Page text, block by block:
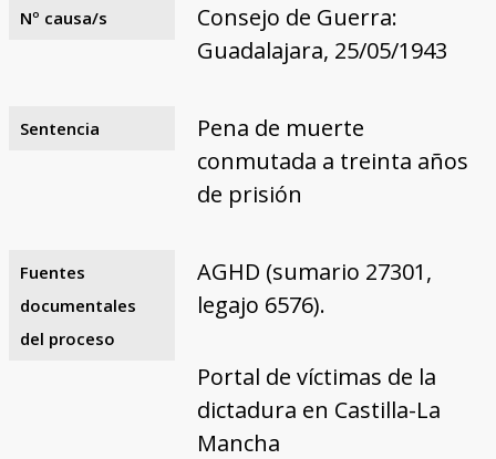
Nº causa/s
Consejo de Guerra:
Guadalajara, 25/05/1943
Sentencia
Pena de muerte
conmutada a treinta años
de prisión
Fuentes
documentales
del proceso
AGHD (sumario 27301,
legajo 6576).
Portal de víctimas de la
dictadura en Castilla-La
Mancha